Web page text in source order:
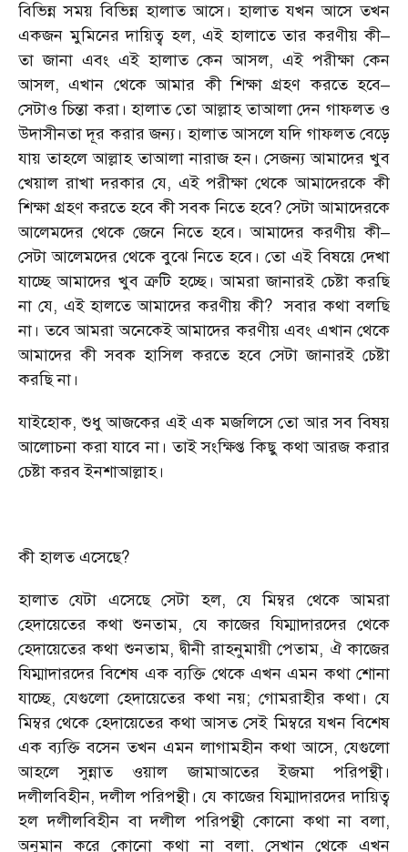
বিভিন্ন সময় বিভিন্ন হালাত আসে। হালাত যখন আসে তখন
একজন মুমিনের দায়িত্ব হল, এই হালাতে তার করণীয় কী–
তা জানা এবং এই হালাত কেন আসল, এই পরীক্ষা কেন
আসল, এখান থেকে আমার কী শিক্ষা গ্রহণ করতে হবে–
সেটাও চিন্তা করা। হালাত তো আল্লাহ তাআলা দেন গাফলত ও
উদাসীনতা দূর করার জন্য। হালাত আসলে যদি গাফলত বেড়ে
যায় তাহলে আল্লাহ তাআলা নারাজ হন। সেজন্য আমাদের খুব
খেয়াল রাখা দরকার যে, এই পরীক্ষা থেকে আমাদেরকে কী
শিক্ষা গ্রহণ করতে হবে কী সবক নিতে হবে? সেটা আমাদেরকে
আলেমদের থেকে জেনে নিতে হবে। আমাদের করণীয় কী–
সেটা আলেমদের থেকে বুঝে নিতে হবে। তো এই বিষয়ে দেখা
যাচ্ছে আমাদের খুব ত্রুটি হচ্ছে। আমরা জানারই চেষ্টা করছি
না যে, এই হালতে আমাদের করণীয় কী? সবার কথা বলছি
না। তবে আমরা অনেকেই আমাদের করণীয় এবং এখান থেকে
আমাদের কী সবক হাসিল করতে হবে সেটা জানারই চেষ্টা
করছি না।
যাইহোক, শুধু আজকের এই এক মজলিসে তো আর সব বিষয়
আলোচনা করা যাবে না। তাই সংক্ষিপ্ত কিছু কথা আরজ করার
চেষ্টা করব ইনশাআল্লাহ।
কী হালত এসেছে?
হালাত যেটা এসেছে সেটা হল, যে মিম্বর থেকে আমরা
হেদায়েতের কথা শুনতাম, যে কাজের যিম্মাদারদের থেকে
হেদায়েতের কথা শুনতাম, দ্বীনী রাহনুমায়ী পেতাম, ঐ কাজের
যিম্মাদারদের বিশেষ এক ব্যক্তি থেকে এখন এমন কথা শোনা
যাচ্ছে, যেগুলো হেদায়েতের কথা নয়; গোমরাহীর কথা। যে
মিম্বর থেকে হেদায়েতের কথা আসত সেই মিম্বরে যখন বিশেষ
এক ব্যক্তি বসেন তখন এমন লাগামহীন কথা আসে, যেগুলো
আহলে সুন্নাত ওয়াল জামাআতের ইজমা পরিপন্থী।
দলীলবিহীন, দলীল পরিপন্থী। যে কাজের যিম্মাদারদের দায়িত্ব
হল দলীলবিহীন বা দলীল পরিপন্থী কোনো কথা না বলা,
অনুমান করে কোনো কথা না বলা, সেখান থেকে এখন